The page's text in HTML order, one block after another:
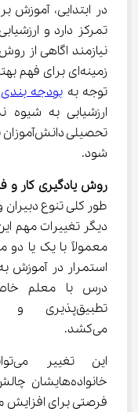
نیازمند اگاهی از
زمینه‌ای برای
توجه به بودجه
شود.
روش یادگیری کار و
معمولاً با یک یا دو
می‌کشد.